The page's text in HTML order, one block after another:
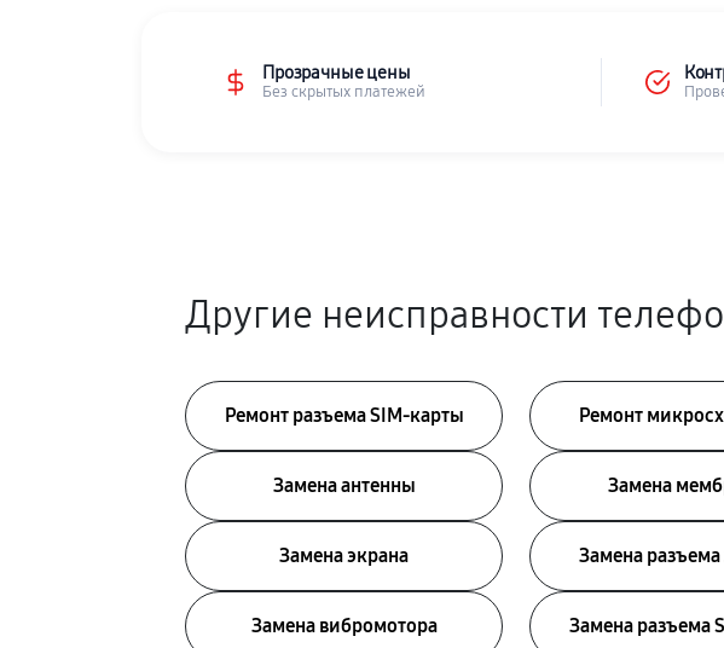
Прозрачные цены
Без скрытых платежей
Другие неисправности
Ремонт разъема SIM-карты Ремонт
Замена антенны Замена
Замена экрана Замена
Замена вибромотора Замена разъема